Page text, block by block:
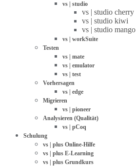
vs | studio
vs | studio cherry
vs | studio kiwi
vs | studio mango
vs | workSuite
Testen
vs | mate
vs | emulator
vs | test
Vorhersagen
vs | edge
Migrieren
vs | pioneer
Analysieren (Qualität)
vs | pCoq
Schulung
vs | plus Online-Hilfe
vs | plus E-Learning
vs | plus Grundkurs